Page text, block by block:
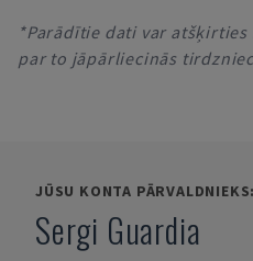
*Parādītie dati var
par to jāpārliecinās
JŪSU KONTA PĀRVALDNIEKS:
Sergi Guardia